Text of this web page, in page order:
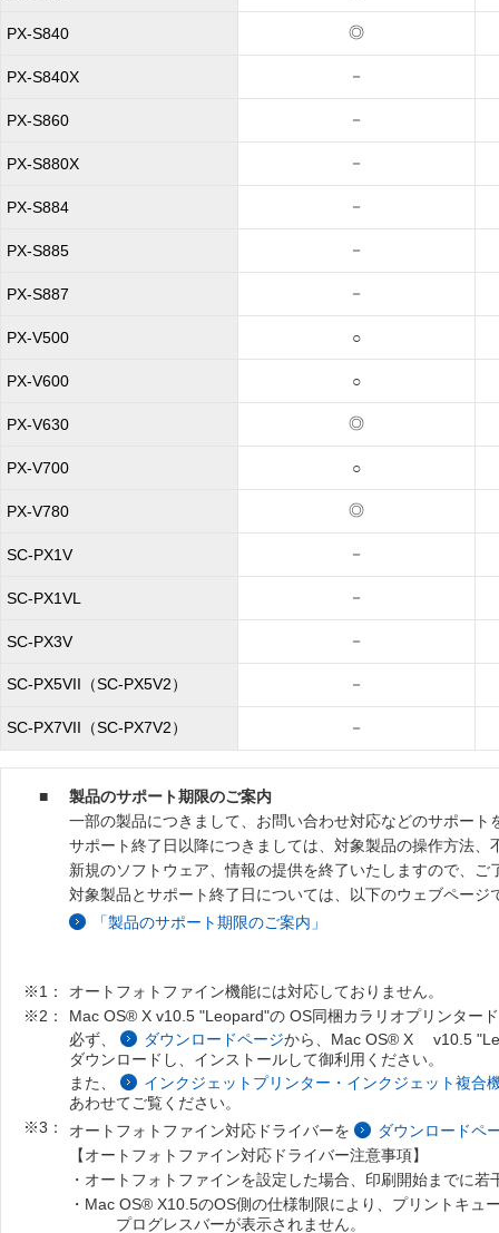
PX-S840 ◎
PX-S840X －
PX-S860 －
PX-S880X －
PX-S884 －
PX-S885 －
PX-S887 －
PX-V500 ○
PX-V600 ○
PX-V630 ◎
PX-V700 ○
PX-V780 ◎
SC-PX1V －
SC-PX1VL －
SC-PX3V －
SC-PX5VII（SC-PX5V2） －
SC-PX7VII（SC-PX7V2） －
■
製品のサポート期限のご案内
一部の製品につきまして、お問い合わせ対応などのサポート
サポート終了日以降につきましては、対象製品の操作方法
新規のソフトウェア、情報の提供を終了いたしますので、
対象製品とサポート終了日については、以下のウェブページ
「製品のサポート期限のご案内」
※1：
オートフォトファイン機能には対応しておりません。
※2：
Mac OS® X v10.5 "Leopard"の OS同梱カラリオプリンター
必ず、
ダウンロードページから、Mac OS® X v10.5
ダウンロードし、インストールして御利用ください。
また、
インクジェットプリンター・インクジェット複
あわせてご覧ください。
※3：
オートフォトファイン対応ドライバーを
ダウンロードペ
【オートフォトファイン対応ドライバー注意事項】
・オートフォトファインを設定した場合、印刷開始までに若
・Mac OS® X10.5のOS側の仕様制限により、プリントキュ
プログレスバーが表示されません。